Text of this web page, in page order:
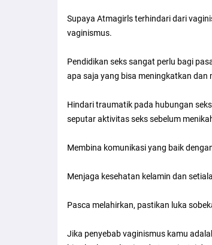
Supaya Atmagirls terhindari dari
vaginismus.
Pendidikan seks sangat perlu bagi
apa saja yang bisa meningkatkan
Hindari traumatik pada hubungan
seputar aktivitas seks sebelum
Membina komunikasi yang baik
Menjaga kesehatan kelamin dan
Pasca melahirkan, pastikan luka
Jika penyebab vaginismus kamu